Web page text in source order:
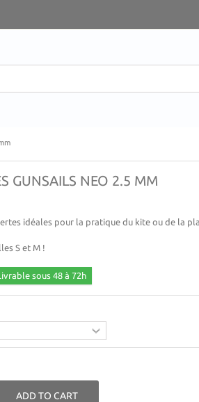
GUNSAILS NEO 2.5 MM
idéales pour la pratique du kite ou de la
S et M !
sous 48 à 72h
ADD TO CART